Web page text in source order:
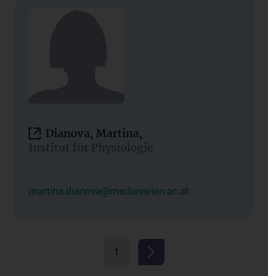
Dianova, Martina,
Institut für Physiologie
martina.dianova@meduniwien.ac.at
1